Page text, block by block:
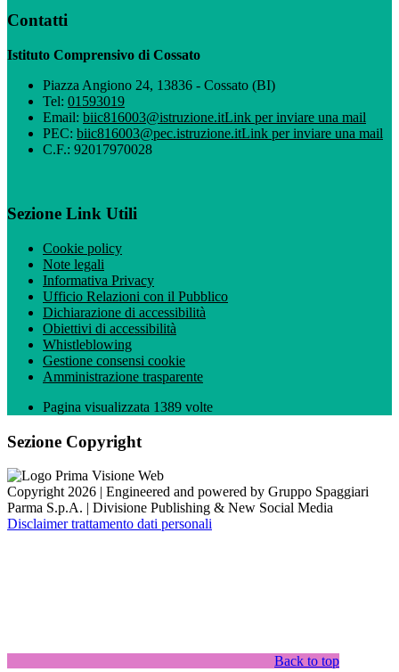
Contatti
Istituto Comprensivo di Cossato
Piazza Angiono 24, 13836 - Cossato (BI)
Tel: 01593019
Email: biic816003@istruzione.itLink per inviare una mail
PEC: biic816003@pec.istruzione.itLink per inviare una mail
C.F.: 92017970028
Sezione Link Utili
Cookie policy
Note legali
Informativa Privacy
Ufficio Relazioni con il Pubblico
Dichiarazione di accessibilità
Obiettivi di accessibilità
Whistleblowing
Gestione consensi cookie
Amministrazione trasparente
Pagina visualizzata 1389 volte
Sezione Copyright
Copyright 2026 | Engineered and powered by Gruppo Spaggiari
Parma S.p.A. | Divisione Publishing & New Social Media
Disclaimer trattamento dati personali
Back to top